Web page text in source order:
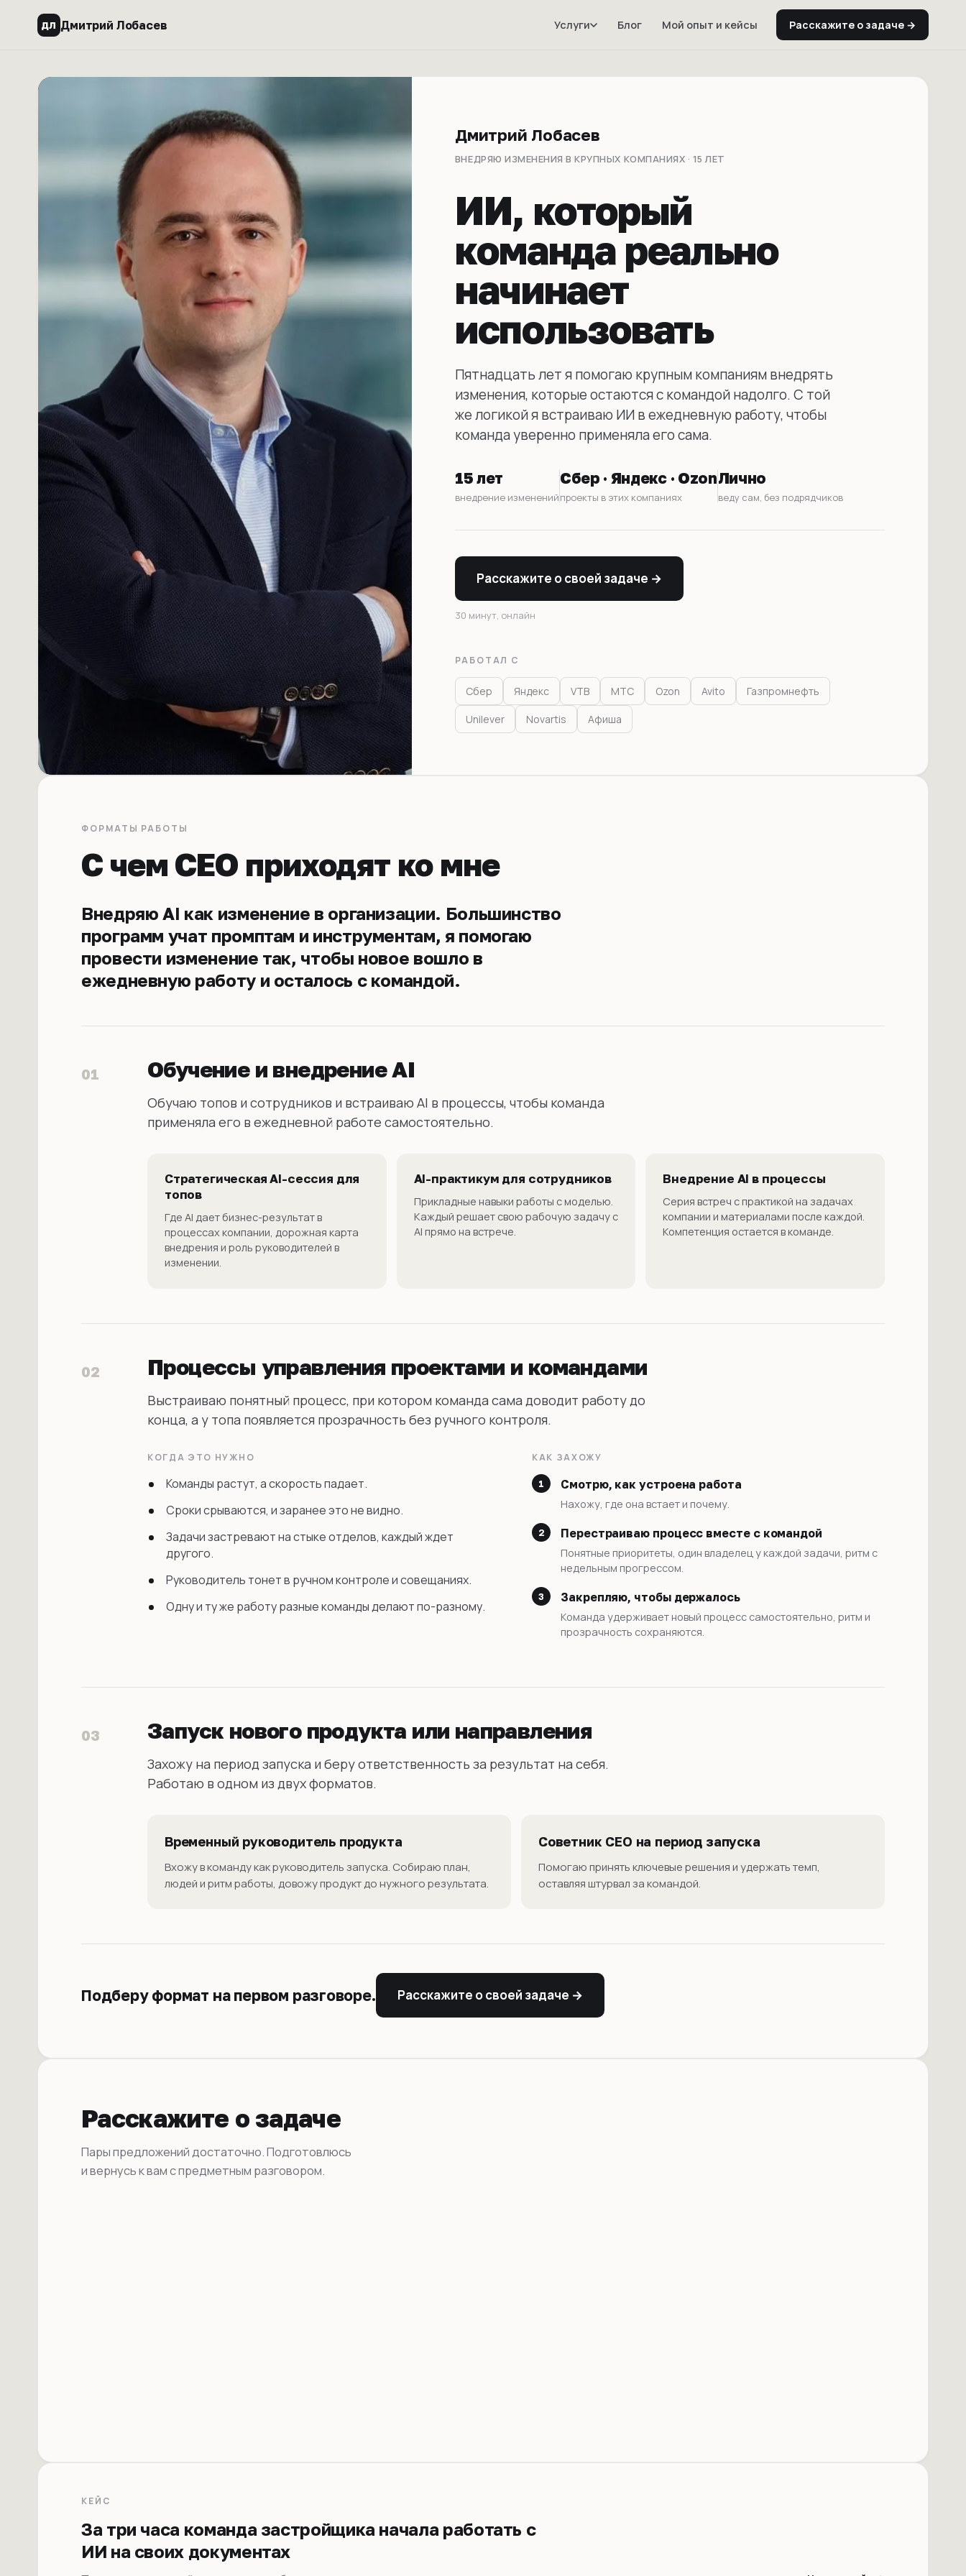
ДЛ Дмитрий Лобасев Услуги Блог Мой опыт и кейсы Расскажите о задаче →
Дмитрий Лобасев
ВНЕДРЯЮ ИЗМЕНЕНИЯ В КРУПНЫХ КОМПАНИЯХ · 15 ЛЕТ
ИИ, который
команда реально
начинает
использовать
Пятнадцать лет я помогаю крупным компаниям внедрять
изменения, которые остаются с командой надолго. С той
же логикой я встраиваю ИИ в ежедневную работу, чтобы
команда уверенно применяла его сама.
15 лет
внедрение изменений
Сбер · Яндекс · Ozon
проекты в этих компаниях
Лично
веду сам, без подрядчиков
Расскажите о своей задаче →
30 минут, онлайн
РАБОТАЛ С
Сбер Яндекс VTB МТС Ozon Avito Газпромнефть
Unilever Novartis Афиша
ФОРМАТЫ РАБОТЫ
С чем CEO приходят ко мне
Внедряю AI как изменение в организации. Большинство
программ учат промптам и инструментам, я помогаю
провести изменение так, чтобы новое вошло в
ежедневную работу и осталось с командой.
01 Обучение и внедрение AI
Обучаю топов и сотрудников и встраиваю AI в процессы, чтобы команда
применяла его в ежедневной работе самостоятельно.
Стратегическая AI-сессия для
топов
Где AI дает бизнес-результат в
процессах компании, дорожная карта
внедрения и роль руководителей в
изменении.
AI-практикум для сотрудников
Прикладные навыки работы с моделью.
Каждый решает свою рабочую задачу с
AI прямо на встрече.
Внедрение AI в процессы
Серия встреч с практикой на задачах
компании и материалами после каждой.
Компетенция остается в команде.
02 Процессы управления проектами и командами
Выстраиваю понятный процесс, при котором команда сама доводит работу до
конца, а у топа появляется прозрачность без ручного контроля.
КОГДА ЭТО НУЖНО
Команды растут, а скорость падает.
Сроки срываются, и заранее это не видно.
Задачи застревают на стыке отделов, каждый ждет
другого.
Руководитель тонет в ручном контроле и совещаниях.
Одну и ту же работу разные команды делают по-разному.
КАК ЗАХОЖУ
Смотрю, как устроена работа
Нахожу, где она встает и почему.
Перестраиваю процесс вместе с командой
Понятные приоритеты, один владелец у каждой задачи, ритм с
недельным прогрессом.
Закрепляю, чтобы держалось
Команда удерживает новый процесс самостоятельно, ритм и
прозрачность сохраняются.
03 Запуск нового продукта или направления
Захожу на период запуска и беру ответственность за результат на себя.
Работаю в одном из двух форматов.
Временный руководитель продукта
Вхожу в команду как руководитель запуска. Собираю план,
людей и ритм работы, довожу продукт до нужного результата.
Советник CEO на период запуска
Помогаю принять ключевые решения и удержать темп,
оставляя штурвал за командой.
Подберу формат на первом разговоре. Расскажите о своей задаче →
Расскажите о задаче
Пары предложений достаточно. Подготовлюсь
и вернусь к вам с предметным разговором.
КЕЙС
За три часа команда застройщика начала работать с
ИИ на своих документах